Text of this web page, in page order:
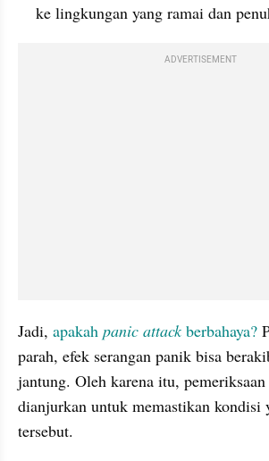
ke lingkungan yang ramai dan
ADVERTISEMENT
Jadi, apakah panic attack berbahaya?
parah, efek serangan panik bisa
jantung. Oleh karena itu,
dianjurkan untuk memastikan kondisi
tersebut.